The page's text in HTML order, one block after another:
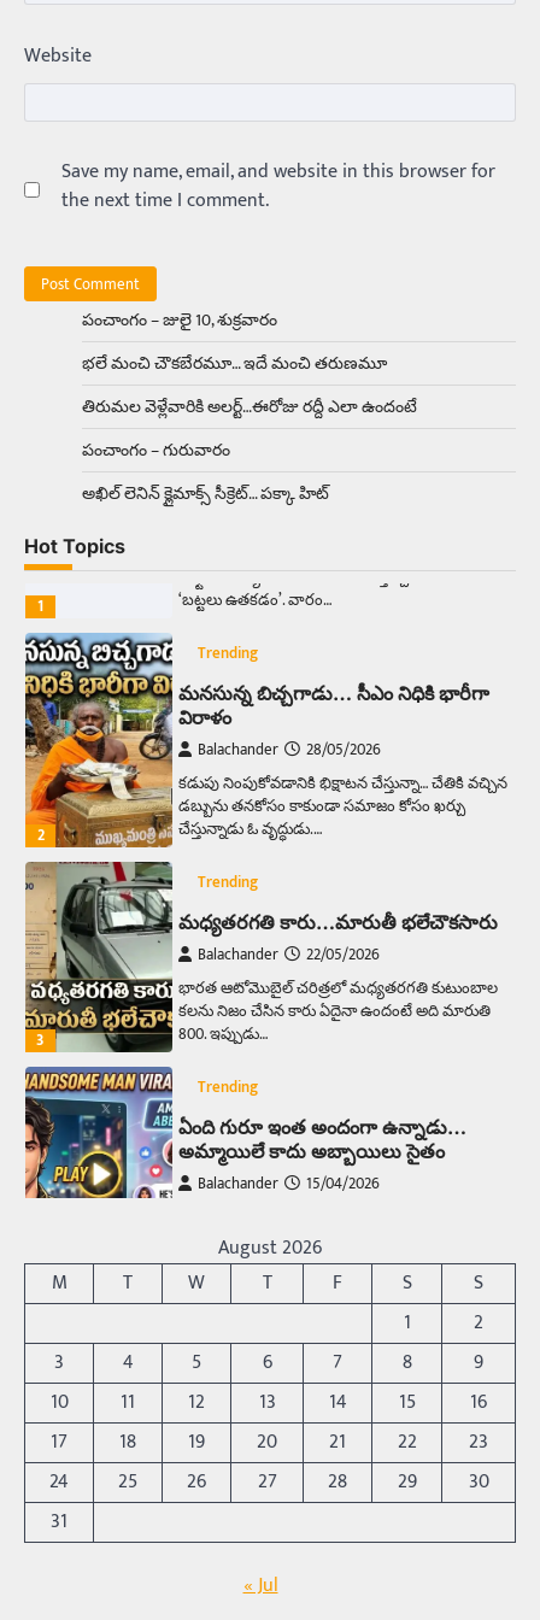
Website
Save my name, email, and website in this browser for
the next time I comment.
పంచాంగం – జులై 10, శుక్రవారం
భలే మంచి చౌకబేరమూ… ఇదే మంచి తరుణమూ
తిరుమల వెళ్లేవారికి అలర్ట్‌…ఈరోజు రద్దీ ఎలా ఉందంటే
పంచాంగం – గురువారం
అఖిల్‌ లెనిన్ క్లైమాక్స్‌ సీక్రెట్‌… పక్కా హిట్‌
Hot Topics
Balachander 15/04/2026
అందమైన అమ్మాయిని పుత్తడి బొమ్మఅని లేదా బాపూ
అందంగా ఉంటారనే నానుడి…
Balachander
ఉత్తర ప్రదేశ్‌లోని ఝాన్సీ జిల్లాలో ఒక వింతైన రోడ్డు
ప్రమాదం చోటుచేసుకుంది. ఝాన్సీ–కాన్పూర్ జాతీయ
రహదారిపై వేల సంఖ్యలో బీరు…
1
Trending
అక్కడ ఆదివారం బట్టలు ఉతికితే…జైలుకే
సాఫ్ట్‌వేర్ ఉద్యోగి వరకు అందరికీ గుర్తొచ్చే మొదటి పని
‘బట్టలు ఉతకడం’. వారం…
2
Trending
మనసున్న బిచ్చగాడు… సీఎం నిధికి భారీగా
విరాళం
Balachander 28/05/2026
కడుపు నింపుకోవడానికి భిక్షాటన చేస్తున్నా… చేతికి వచ్చిన
డబ్బును తనకోసం కాకుండా సమాజం కోసం ఖర్చు
చేస్తున్నాడు ఓ వృద్ధుడు.…
3
Trending
మధ్యతరగతి కారు…మారుతీ భలేచౌకసారు
Balachander 22/05/2026
భారత ఆటోమొబైల్ చరిత్రలో మధ్యతరగతి కుటుంబాల
కలను నిజం చేసిన కారు ఏదైనా ఉందంటే అది మారుతి
800. ఇప్పుడు…
4
Trending
ఏంది గురూ ఇంత అందంగా ఉన్నాడు…
అమ్మాయిలే కాదు అబ్బాయిలు సైతం
Balachander 15/04/2026
బోమ్మ అని పిలుస్తాం. స్పెయిన్‌ అమ్మాయిలు చాలా
అందంగా ఉంటారనే నానుడి…
5
రోడ్డుపై ఏరులై పారిన బీర్లు… ఘాటుతో
మండుతున్న నోర్లు
Balachander 15/04/2026
ఉత్తర ప్రదేశ్‌లోని ఝాన్సీ జిల్లాలో ఒక వింతైన రోడ్డు
ప్రమాదం చోటుచేసుకుంది. ఝాన్సీ–కాన్పూర్ జాతీయ
రహదారిపై వేల సంఖ్యలో బీరు…
Trending
అక్కడ ఆదివారం బట్టలు ఉతికితే…జైలుకే
August 2026
M
T W T F S
S
1
2
3
4 5 6 7 8
9
10
11 12 13 14 15
16
17
18 19 20 21 22
23
24
25 26 27 28 29
30
31
« Jul